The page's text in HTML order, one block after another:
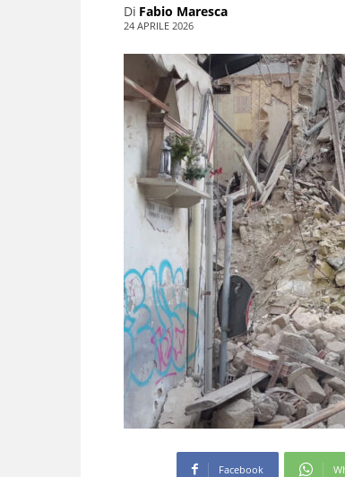
Di Fabio Maresca
24 APRILE 2026
Facebook